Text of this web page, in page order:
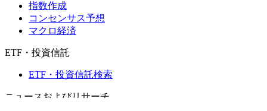
指数作成
コンセンサス予想
マクロ経済
ETF・投資信託
ETF・投資信託検索
ニュースおよびリサーチ